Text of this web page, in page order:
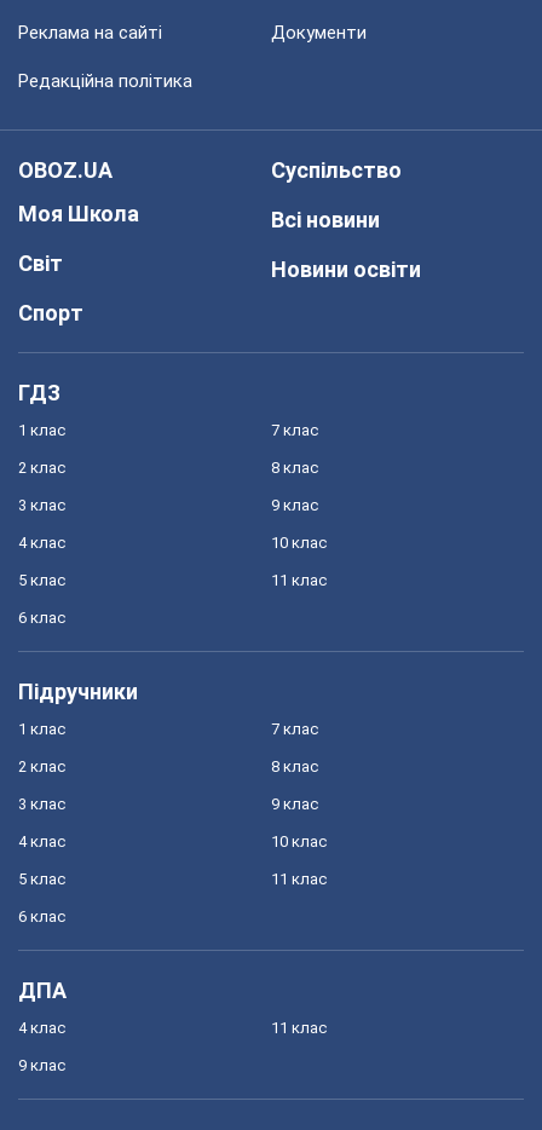
Реклама на сайті Документи
Редакційна політика
OBOZ.UA
Моя Школа
Світ
Спорт
Суспільство
Всі новини
Новини освіти
ГДЗ
1 клас
2 клас
3 клас
4 клас
5 клас
6 клас
7 клас
8 клас
9 клас
10 клас
11 клас
Підручники
1 клас
2 клас
3 клас
4 клас
5 клас
6 клас
7 клас
8 клас
9 клас
10 клас
11 клас
ДПА
4 клас
9 клас
11 клас